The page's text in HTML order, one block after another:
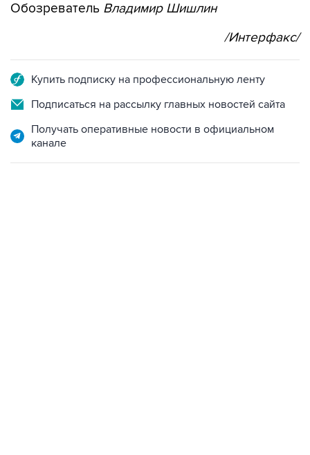
Обозреватель Владимир Шишлин
/Интерфакс/
Купить подписку на профессиональную ленту
Подписаться на рассылку главных новостей сайта
Получать оперативные новости в официальном
канале